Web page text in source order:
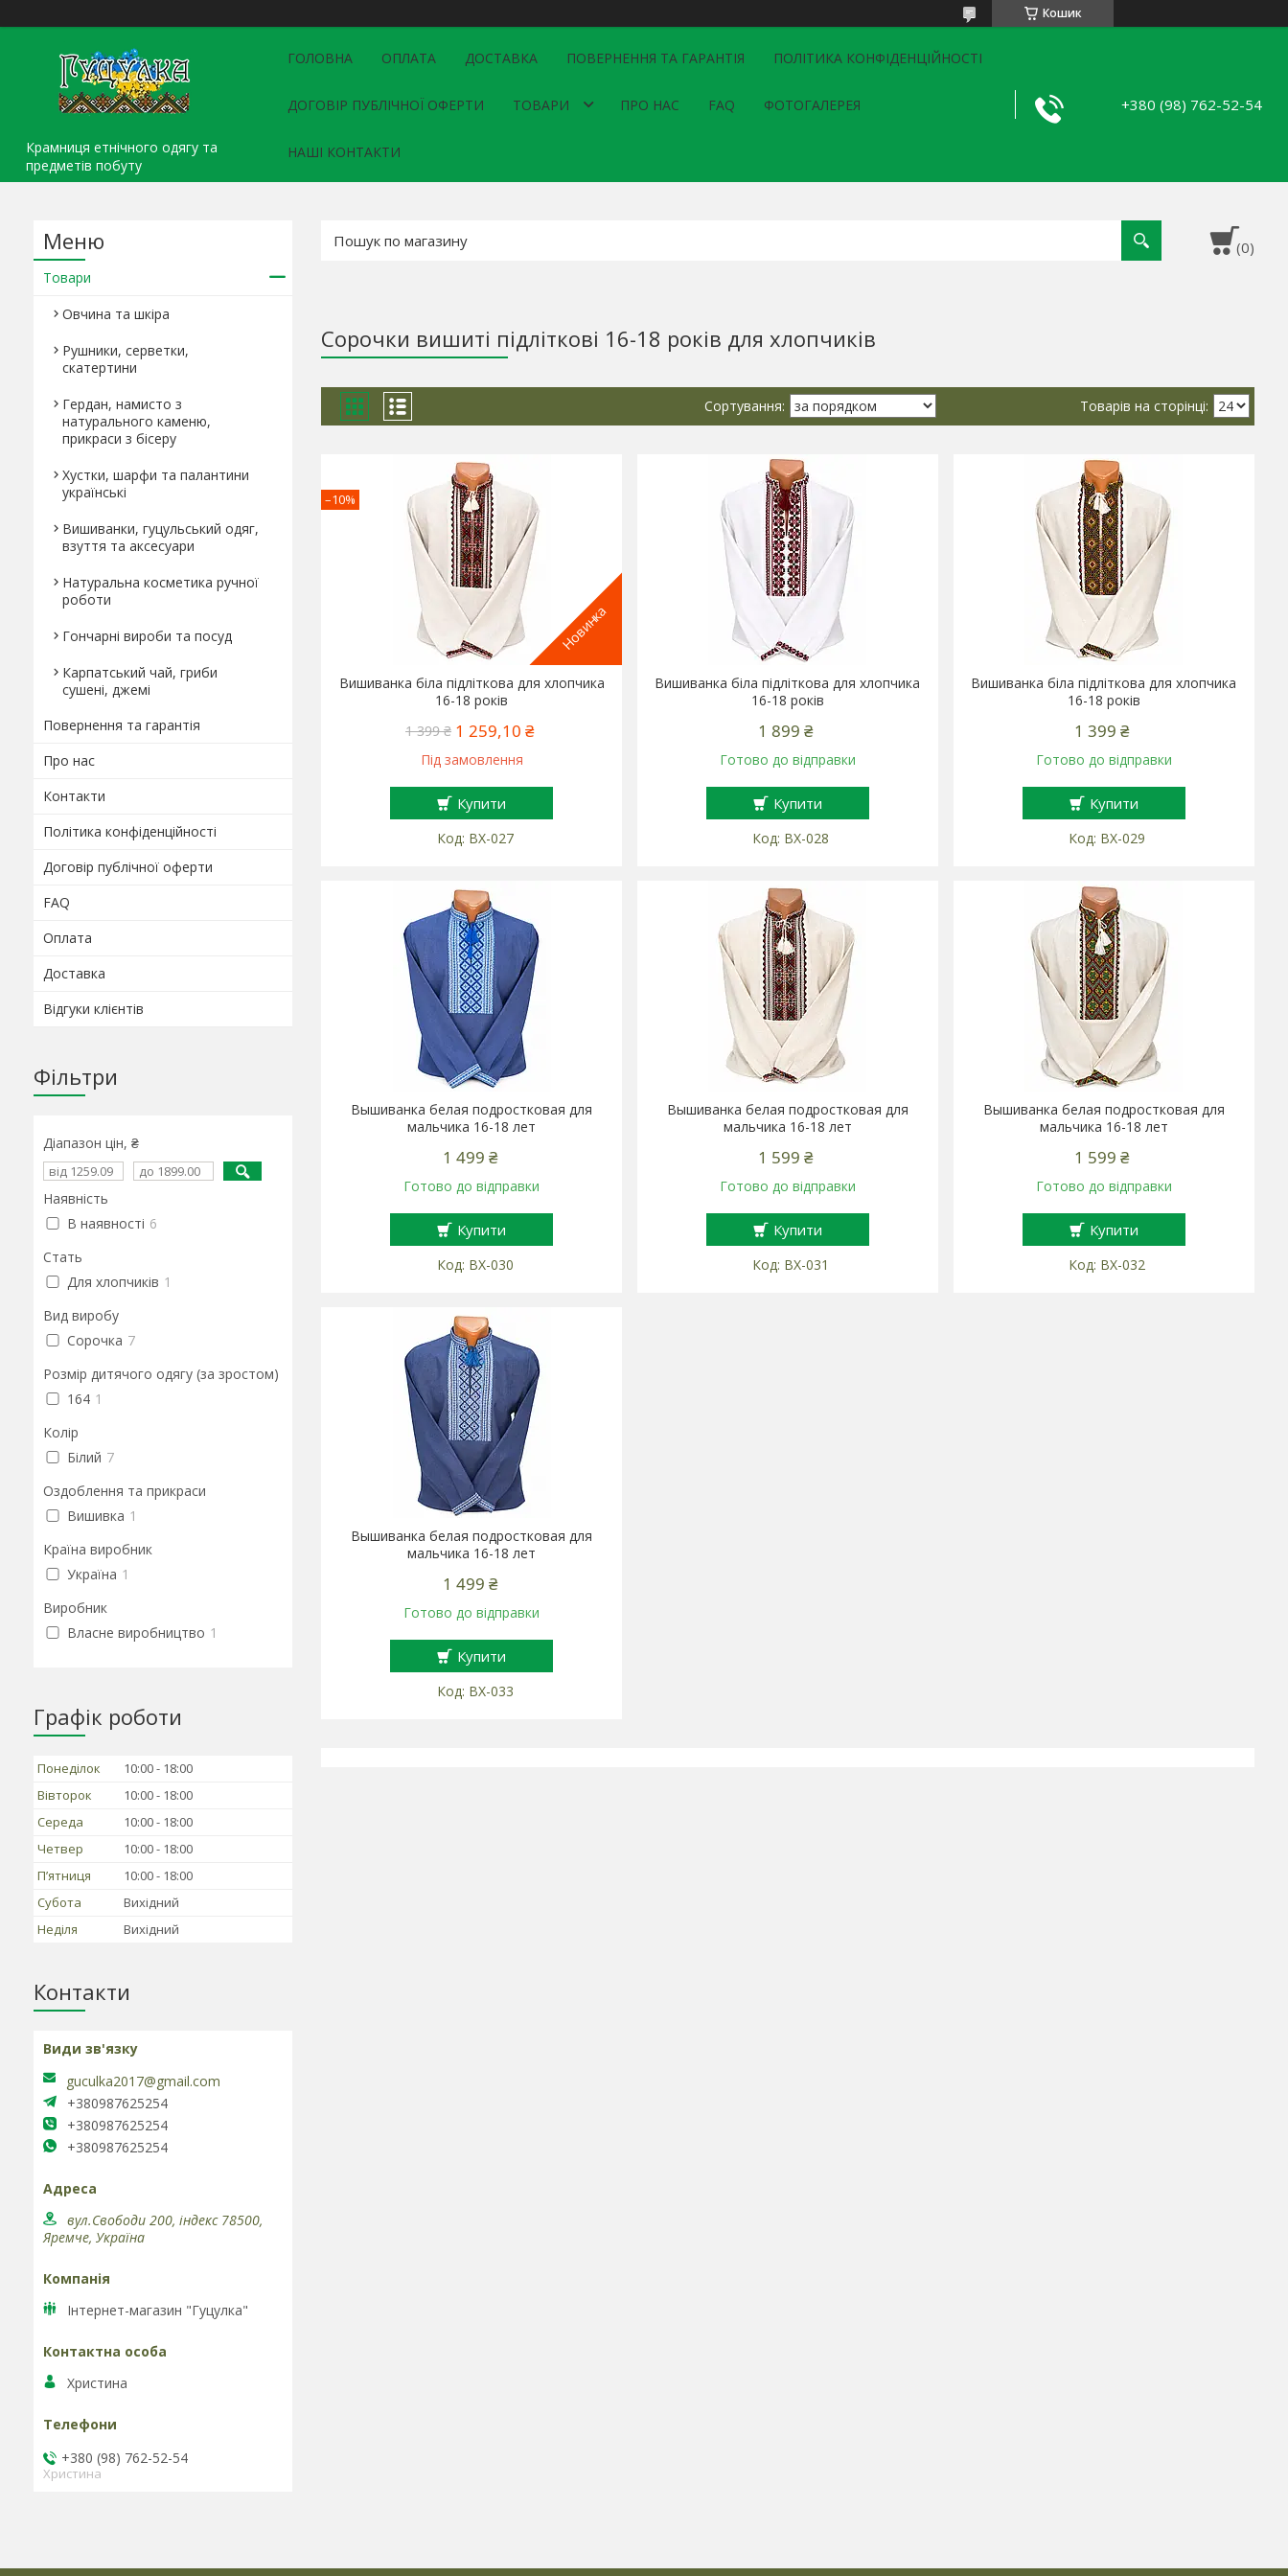
Кошик
Крамниця етнічного одягу та
предметів побуту
ГОЛОВНА ОПЛАТА ДОСТАВКА ПОВЕРНЕННЯ ТА ГАРАНТІЯ ПОЛІТИКА КОНФІДЕНЦІЙНОСТІ
ДОГОВІР ПУБЛІЧНОЇ ОФЕРТИ ТОВАРИ ПРО НАС FAQ ФОТОГАЛЕРЕЯ
НАШІ КОНТАКТИ
+380 (98) 762-52-54
Сорочки вишиті підліткові 16-18 років для хлопчиків
Новинка
–10%
Вишиванка біла підліткова для хлопчика
16-18 років
1 399 ₴ 1 259,10 ₴
Під замовлення
Купити
ВХ-027
Вишиванка біла підліткова для хлопчика
16-18 років
1 899 ₴
Готово до відправки
Купити
ВХ-028
Вишиванка біла підліткова для хлопчика
16-18 років
1 399 ₴
Готово до відправки
Купити
ВХ-029
Вышиванка белая подростковая для
мальчика 16-18 лет
1 499 ₴
Готово до відправки
Купити
ВХ-030
Вышиванка белая подростковая для
мальчика 16-18 лет
1 599 ₴
Готово до відправки
Купити
ВХ-031
Вышиванка белая подростковая для
мальчика 16-18 лет
1 599 ₴
Готово до відправки
Купити
ВХ-032
Вышиванка белая подростковая для
мальчика 16-18 лет
1 499 ₴
Готово до відправки
Купити
ВХ-033
Товари
Овчина та шкіра
Рушники, серветки,
скатертини
Гердан, намисто з
натурального каменю,
прикраси з бісеру
Хустки, шарфи та палантини
українські
Вишиванки, гуцульський одяг,
взуття та аксесуари
Натуральна косметика ручної
роботи
Гончарні вироби та посуд
Карпатський чай, гриби
сушені, джемі
Повернення та гарантія
Про нас
Контакти
Політика конфіденційності
Договір публічної оферти
FAQ
Оплата
Доставка
Відгуки клієнтів
Фільтри
Діапазон цін, ₴
Наявність
В наявності 6
Стать
Для хлопчиків 1
Вид виробу
Сорочка 7
Розмір дитячого одягу (за зростом)
164 1
Колір
Білий 7
Оздоблення та прикраси
Вишивка 1
Країна виробник
Україна 1
Виробник
Власне виробництво 1
Графік роботи
Понеділок 10:00
18:00
Вівторок
10:00
18:00
Середа
10:00
18:00
Четвер
10:00
18:00
Пʼятниця
10:00
18:00
Субота
Вихідний
Неділя
Вихідний
Контакти
guculka2017@gmail.com
+380987625254
+380987625254
+380987625254
вул.Свободи 200, індекс 78500,
Яремче, Україна
Інтернет-магазин "Гуцулка"
Христина
+380 (98) 762-52-54
Христина